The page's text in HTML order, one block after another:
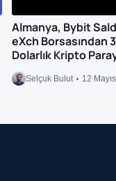
Almanya, Bybit
eXch Borsasından
Dolarlık Kripto
Selçuk Bulut 12